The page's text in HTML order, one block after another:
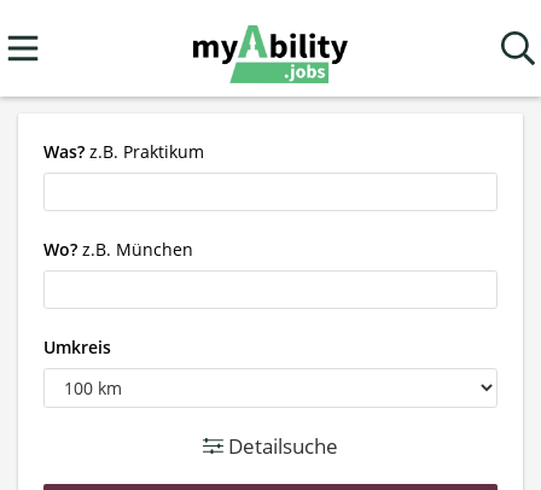
Was? z.B. Praktikum
Wo? z.B. München
Umkreis
Detailsuche